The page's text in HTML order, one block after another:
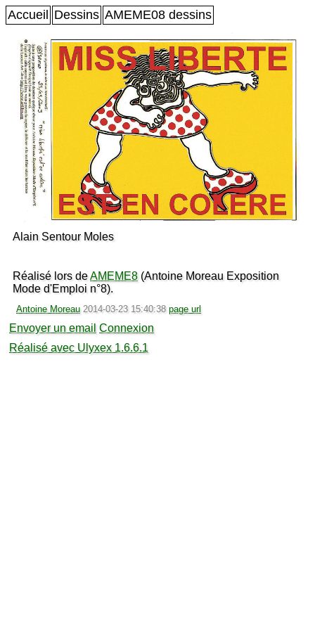
Accueil Dessins AMEME08 dessins
Alain Sentour Moles
Réalisé lors deAMEME8(Antoine Moreau Exposition
Mode d'Emploi n°8).
Antoine Moreau 2014-03-23 15:40:38 page url
Envoyer un email Connexion
Réalisé avec Ulyxex 1.6.6.1